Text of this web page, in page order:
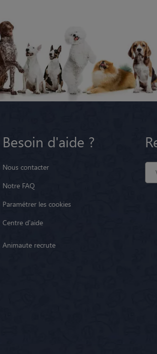
Besoin d'aide ?
Nous contacter
Notre FAQ
Paramétrer les cookies
Centre d'aide
Animaute recrute